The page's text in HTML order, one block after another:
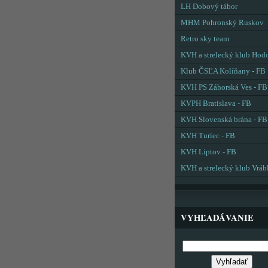
LH Dobový tábor
MHM Pohronský Ruskov
Retro sky team
KVH a strelecký klub
Klub ČSĽA Kolíňany - FB
KVH PS Záhorská Ves - FB
KVPH Bratislava - FB
KVH Slovenská brána - FB
KVH Turiec - FB
KVH Liptov - FB
KVH a strelecký klub
VYHĽADÁVANIE